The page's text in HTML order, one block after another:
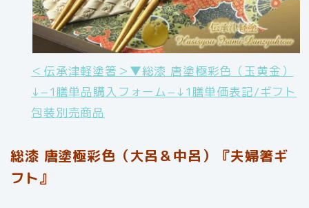
＜伝承津軽塗箸＞▼総漆 唐塗極彩色（玉黄金）
↓−1膳単品購入フォーム−↓1膳単価表記/ギフト
包装別売商品
総漆 唐塗極彩色（大呂＆中呂）『夫婦箸ギ
フト』